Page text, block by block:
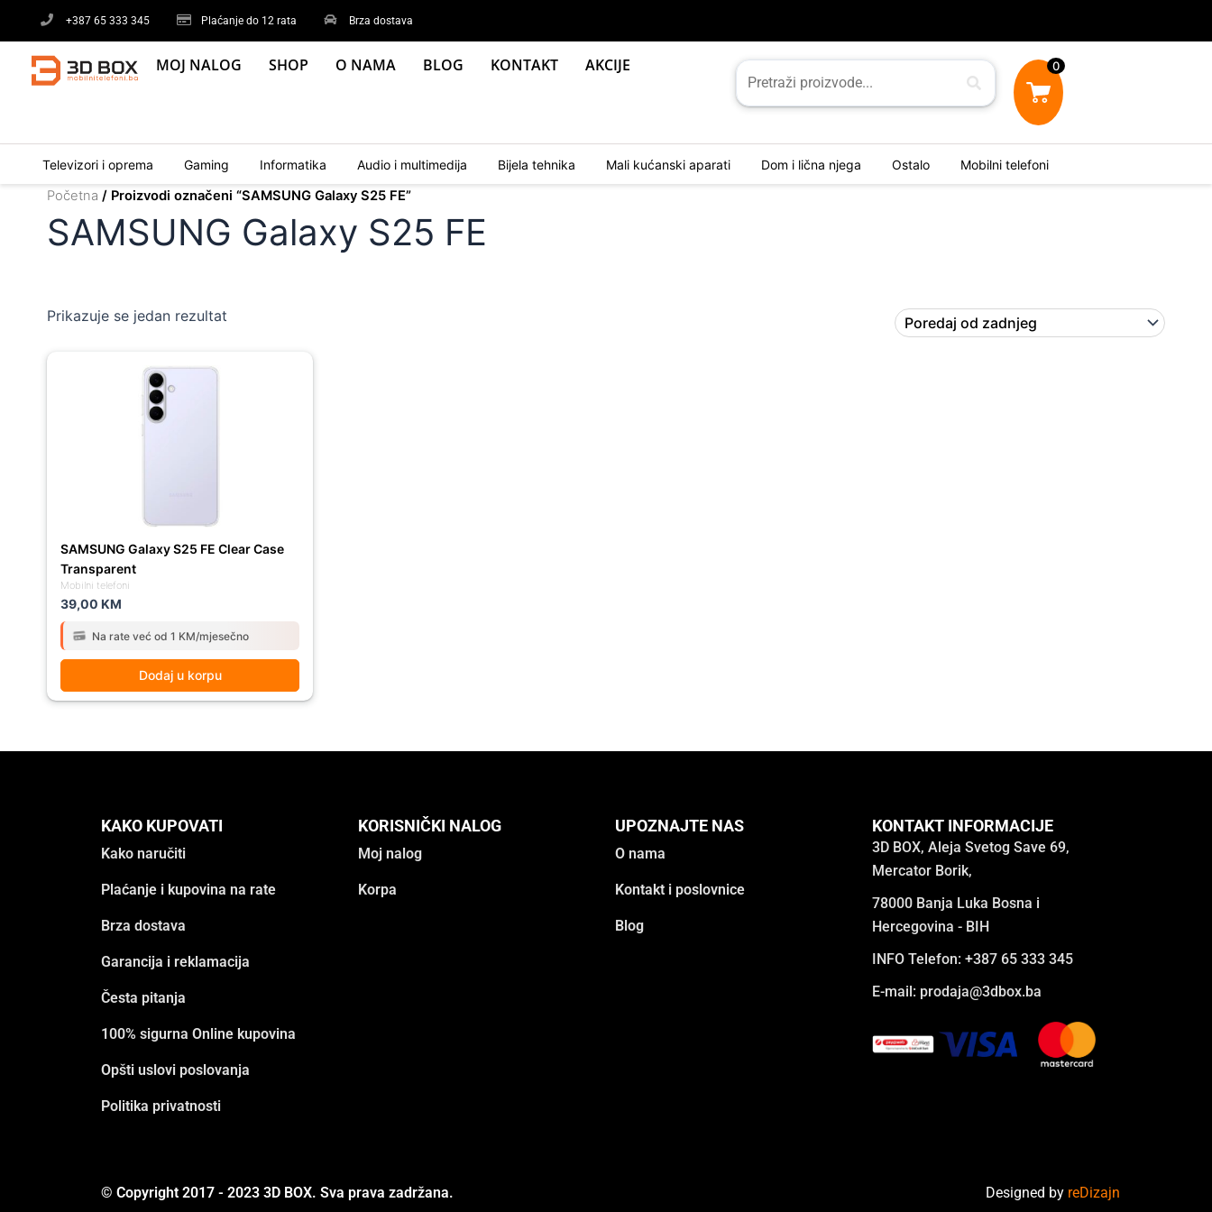
content
+387 65 333 345 Plaćanje do 12 rata Brza dostava
MOJ NALOG SHOP O NAMA BLOG KONTAKT AKCIJE 0
Televizori i oprema Gaming Informatika Audio i multimedija Bijela tehnika Mali kućanski aparati Dom i lična njega Ostalo Mobilni telefoni
Početna / Proizvodi označeni “SAMSUNG Galaxy S25 FE”
SAMSUNG Galaxy S25 FE
Prikazuje se jedan rezultat
Mobilni telefoni
SAMSUNG Galaxy S25 FE Clear Case
Transparent
39,00 KM
Na rate već od 1 KM/mjesečno
Dodaj u korpu
KAKO KUPOVATI
Kako naručiti
Plaćanje i kupovina na rate
Brza dostava
Garancija i reklamacija
Česta pitanja
100% sigurna Online kupovina
Opšti uslovi poslovanja
Politika privatnosti
KORISNIČKI NALOG
Moj nalog
Korpa
UPOZNAJTE NAS
O nama
Kontakt i poslovnice
Blog
KONTAKT INFORMACIJE
3D BOX, Aleja Svetog Save 69,
Mercator Borik,
78000 Banja Luka Bosna i
Hercegovina - BIH
INFO Telefon: +387 65 333 345
E-mail: prodaja@3dbox.ba
© Copyright 2017 - 2023 3D BOX. Sva prava zadržana. Designed by reDizajn